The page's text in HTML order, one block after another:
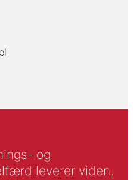
og
leverer viden,